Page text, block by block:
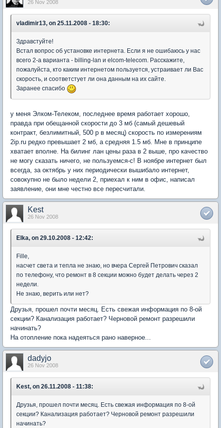
26 Nov 2008
vladimir13, on 25.11.2008 - 18:30:
Здравстуйте!
Встал вопрос об установке интернета. Если я не ошибаюсь у нас
всего 2-а варианта - billing-lan и elcom-telecom. Расскажите,
пожалуйста, кто каким интернетом пользуется, устраивает ли Вас
скорость, и соответстует ли она данным на их сайте.
Заранее спасибо
у меня Элком-Телеком, последнее время работает хорошо,
правда при обещанной скорости до 3 мб (самый дешевый
контракт, безлимитный, 500 р в месяц) скорость по измерениям
2ip.ru редко превышает 2 мб, а средняя 1.5 мб. Мне в принципе
хватает вполне. На билинг лан цены раза в 2 выше, про качество
не могу сказать ничего, не пользуемся-с! В ноябре интернет был
всегда, за октябрь у них периодически вышибало интернет,
совокупно не было недели 2, приехал к ним в офис, написал
заявление, они мне честно все пересчитали.
Kest
26 Nov 2008
Elka, on 29.10.2008 - 12:42:
Fille,
насчет света и тепла не знаю, но вчера Сергей Петрович сказал
по телефону, что ремонт в 8 секции можно будет делать через 2
недели.
Не знаю, верить или нет?
Друзья, прошел почти месяц. Есть свежая информация по 8-ой
секции? Канализация работает? Черновой ремонт разрешили
начинать?
На отопление пока надеяться рано наверное...
dadyjo
26 Nov 2008
Kest, on 26.11.2008 - 11:38:
Друзья, прошел почти месяц. Есть свежая информация по 8-ой
секции? Канализация работает? Черновой ремонт разрешили
начинать?